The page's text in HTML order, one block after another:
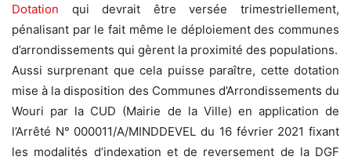
Dotation qui devrait être versée trimestriellement,
pénalisant par le fait même le déploiement des communes
d’arrondissements qui gèrent la proximité des populations.
Aussi surprenant que cela puisse paraître, cette dotation
mise à la disposition des Communes d’Arrondissements du
Wouri par la CUD (Mairie de la Ville) en application de
l’Arrêté N° 000011/A/MINDDEVEL du 16 février 2021 fixant
les modalités d’indexation et de reversement de la DGF